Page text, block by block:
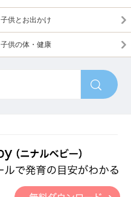
子供とお出かけ
子供の体・健康